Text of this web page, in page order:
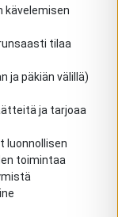
kävelemisen
tilaa
ja päkiän välillä)
ja tarjoaa
luonnollisen
toimintaa